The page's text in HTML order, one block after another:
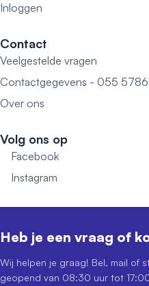
Inloggen
Contact
Veelgestelde vragen
Contactgegevens - 055
Over ons
Volg ons op
Facebook
Instagram
Heb je een vraag of
Wij helpen je graag! Bel, mail of
geopend van 08:30 uur tot